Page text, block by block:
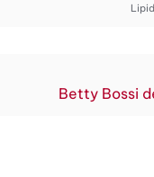
Betty Bossi